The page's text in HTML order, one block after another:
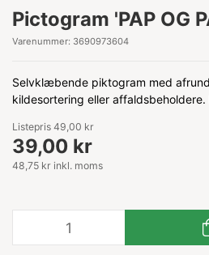
Pictogram 'PAP OG
Varenummer: 3690973604
Selvklæbende piktogram med
kildesortering eller
Listepris 49,00 kr
39,00 kr
48,75 kr inkl. moms